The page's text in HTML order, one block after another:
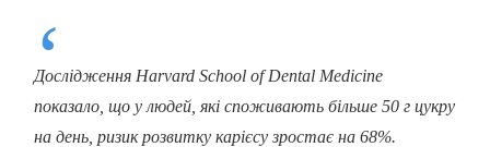
Дослідження Harvard School of Dental Medicine
показало, що у людей, які споживають більше 50 г цукру
на день, ризик розвитку карієсу зростає на 68%.